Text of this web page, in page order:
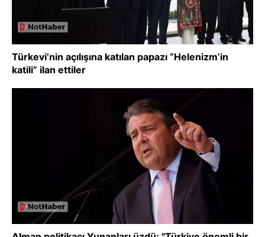
Türkevi’nin açılışına katılan papazı “Helenizm’in
katili” ilan ettiler